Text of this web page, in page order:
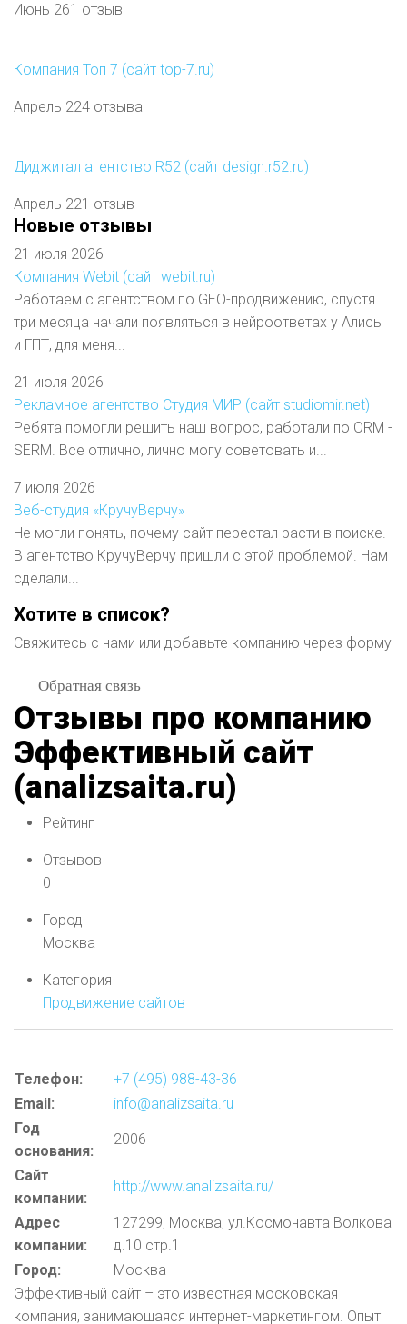
Июнь 261 отзыв
Компания Топ 7 (сайт top-7.ru)
Апрель 224 отзыва
Диджитал агентство R52 (сайт design.r52.ru)
Апрель 221 отзыв
Новые отзывы
21 июля 2026
Компания Webit (сайт webit.ru)
Работаем с агентством по GEO-продвижению, спустя
три месяца начали появляться в нейроответах у Алисы
и ГПТ, для меня...
21 июля 2026
Рекламное агентство Студия МИР (сайт studiomir.net)
Ребята помогли решить наш вопрос, работали по ORM -
SERM. Все отлично, лично могу советовать и...
7 июля 2026
Веб-студия «КручуВерчу»
Не могли понять, почему сайт перестал расти в поиске.
В агентство КручуВерчу пришли с этой проблемой. Нам
сделали...
Хотите в список?
Свяжитесь с нами или добавьте компанию через форму
Обратная связь
Отзывы про компанию
Эффективный сайт
(analizsaita.ru)
Рейтинг
Отзывов
0
Город
Москва
Категория
Продвижение сайтов
Телефон:
+7 (495) 988-43-36
Email:
info@analizsaita.ru
Год
основания:
2006
Cайт
компании:
http://www.analizsaita.ru/
Адрес
компании:
127299, Москва, ул.Космонавта Волкова
д.10 стр.1
Город:
Москва
Эффективный сайт – это известная московская
компания, занимающаяся интернет-маркетингом. Опыт